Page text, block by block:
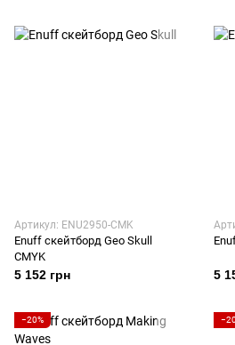
Артикул: ENU2950-CMK
Enuff скейтборд Geo Skull
CMYK
5 152 грн 5
−20%